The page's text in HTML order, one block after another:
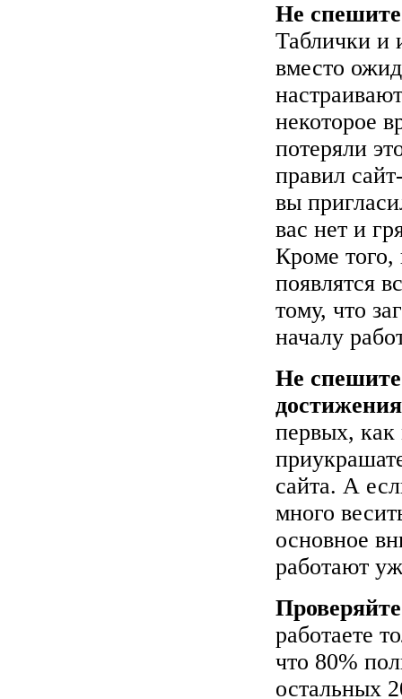
Не спешите
Таблички и
вместо
некоторое
потеряли
правил
вы
вас нет и
Кроме того,
появлятся
тому, что
началу
Не спешите
первых,
сайта. А
много
основное
работают
работаете
что 80%
остальных